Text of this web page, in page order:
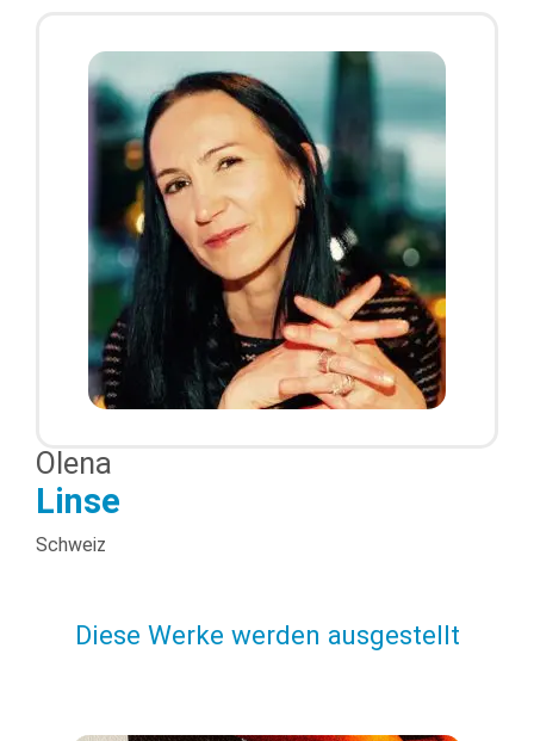
Olena
Linse
Schweiz
Diese Werke werden ausgestellt